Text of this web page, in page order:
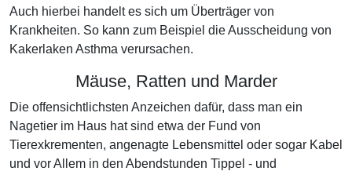
Auch hierbei handelt es sich um Überträger von
Krankheiten. So kann zum Beispiel die Ausscheidung von
Kakerlaken Asthma verursachen.
Mäuse, Ratten und Marder
Die offensichtlichsten Anzeichen dafür, dass man ein
Nagetier im Haus hat sind etwa der Fund von
Tierexkrementen, angenagte Lebensmittel oder sogar Kabel
und vor Allem in den Abendstunden Tippel - und